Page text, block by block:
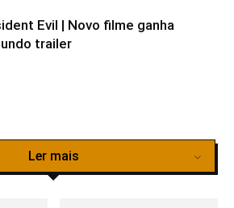
Evil | Novo filme ganha
trailer
Ler mais